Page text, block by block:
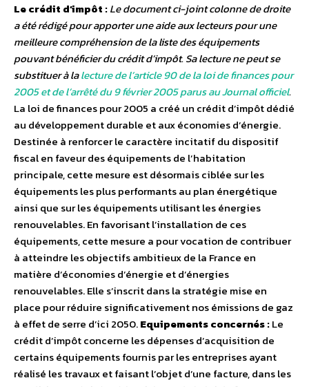
Le crédit d’impôt :Le document ci-joint colonne de droite
a été rédigé pour apporter une aide aux lecteurs pour une
meilleure compréhension de la liste des équipements
pouvant bénéficier du crédit d’impôt. Sa lecture ne peut se
substituer à lalecture de l’article 90 de la loi de finances pour
2005 et de l’arrêté du 9 février 2005 parus au Journal officiel.
La loi de finances pour 2005 a créé un crédit d’impôt dédié
au développement durable et aux économies d’énergie.
Destinée à renforcer le caractère incitatif du dispositif
fiscal en faveur des équipements de l’habitation
principale, cette mesure est désormais ciblée sur les
équipements les plus performants au plan énergétique
ainsi que sur les équipements utilisant les énergies
renouvelables. En favorisant l’installation de ces
équipements, cette mesure a pour vocation de contribuer
à atteindre les objectifs ambitieux de la France en
matière d’économies d’énergie et d’énergies
renouvelables. Elle s’inscrit dans la stratégie mise en
place pour réduire significativement nos émissions de gaz
à effet de serre d’ici 2050.Equipements concernés :Le
crédit d’impôt concerne les dépenses d’acquisition de
certains équipements fournis par les entreprises ayant
réalisé les travaux et faisant l’objet d’une facture, dans les